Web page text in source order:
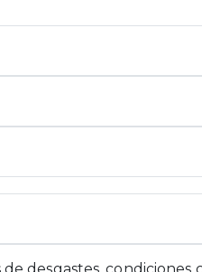
desgastes, condiciones